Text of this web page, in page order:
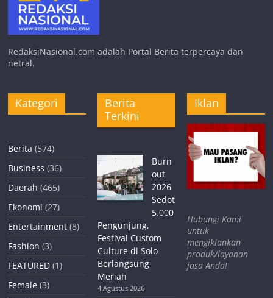
RedaksiNasional.com adalah Portal Berita terpercaya dan
netral.
Kategori
Berita (574)
Business (36)
Daerah (465)
Ekonomi (27)
Entertainment (8)
Fashion (3)
FEATURED (1)
Female (3)
Berita
Terkini
Burn
out
2026
Sedot
5.000
Pengunjung,
Festival Custom
Culture di Solo
Berlangsung
Meriah
4 Agustus 2026
Iklan
Hubungi Kami
untuk
mengiklankan
produk/layanan
jasa Anda!